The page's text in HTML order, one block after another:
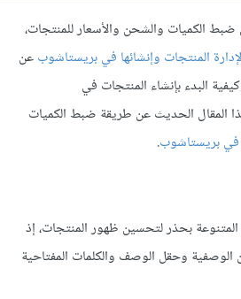
الكميات والشحن واﻷسعار للمنتجات،
المنتجات وإنشائها في بريستاشوبعن
البدء بإنشاء المنتجات في
المقال الحديث عن طريقة ضبط الكميات
في بريستاشوب.
بحذر لتحسين ظهور المنتجات، إذ
وحقل الوصف والكلمات المفتاحية